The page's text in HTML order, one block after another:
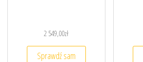
2 549,00zł
Sprawdź sam